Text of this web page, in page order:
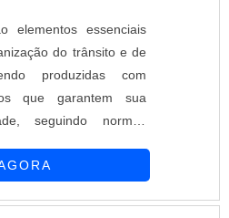
A Rottotanques Brasil é
apontada de forma
em tudo que
de excelência de
elementos essenciais
do trânsito e de
produzidas com
que garantem sua
seguindo normas